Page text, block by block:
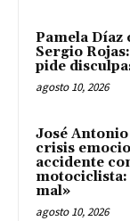
Pamela Díaz
Sergio
pide
agosto 10, 2026
José
crisis
accidente
motociclista:
mal»
agosto 10, 2026